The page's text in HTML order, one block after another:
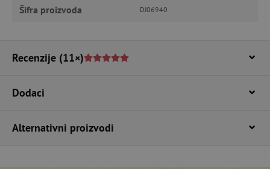
Šifra proizvoda DJ06940
Recenzije (11×)
Dodaci
Alternativni proizvodi
CookieScriptConsent